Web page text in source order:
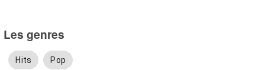
Les genres
Hits Pop